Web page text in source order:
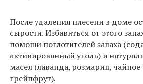
После удаления плесени в доме
сырости. Избавиться от этого
помощи поглотителей запаха
активированный уголь) и
масел (лаванда, розмарин, чайное
грейпфрут).